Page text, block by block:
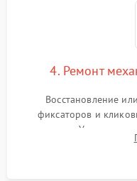
4. Ремонт
Восстановление
фиксаторов и
поправок.
поврежденных линз,